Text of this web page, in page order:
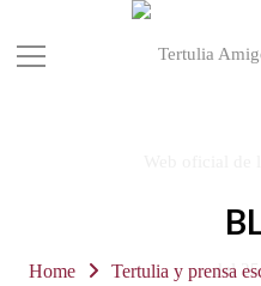
Home Tertulia y prensa